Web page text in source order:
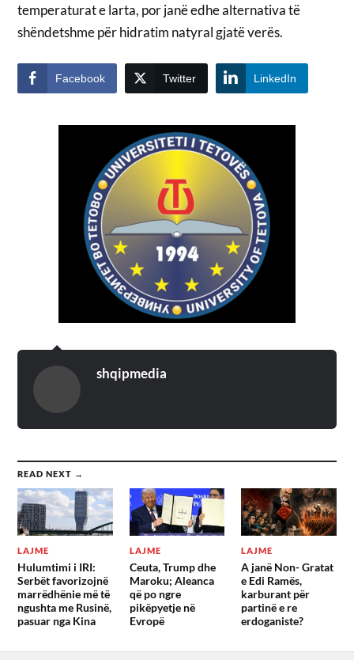
temperaturat e larta, por janë edhe alternativa të
shëndetshme për hidratim natyral gjatë verës.
Facebook Twitter LinkedIn
shqipmedia
READ NEXT →
LAJME
Hulumtimi i IRI:
Serbët favorizojnë
marrëdhënie më të
ngushta me Rusinë,
pasuar nga Kina
LAJME
Ceuta, Trump dhe
Maroku; Aleanca
që po ngre
pikëpyetje në
Evropë
LAJME
A janë Non- Gratat
e Edi Ramës,
karburant për
partinë e re
erdoganiste?